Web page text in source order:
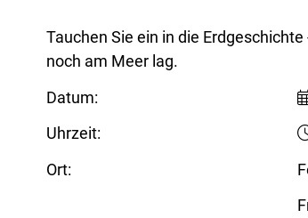
Tauchen Sie ein in die
noch am Meer lag.
Datum:
Uhrzeit:
Ort: